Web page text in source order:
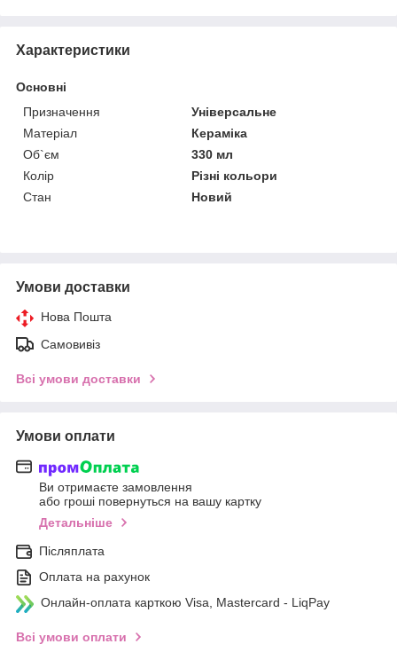
Характеристики
Основні
Призначення
Універсальне
Матеріал
Кераміка
Об`єм
330 мл
Колір
Різні кольори
Стан
Новий
Умови доставки
Нова Пошта
Самовивіз
Всі умови доставки
Умови оплати
Ви отримаєте замовлення
або гроші повернуться на вашу картку
Детальніше
Післяплата
Оплата на рахунок
Онлайн-оплата карткою Visa, Mastercard - LiqPay
Всі умови оплати